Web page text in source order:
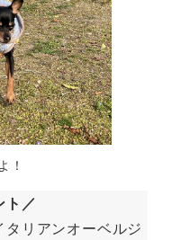
！
ト／
リアンオーベルジ